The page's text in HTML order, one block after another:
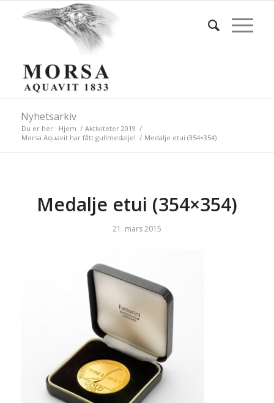
Nyhetsarkiv
Du er her: Hjem / Aktiviteter 2019 /
Morsa Aquavit har fått gullmedalje! / Medalje etui (354×354)
Medalje etui (354×354)
21. mars 2015